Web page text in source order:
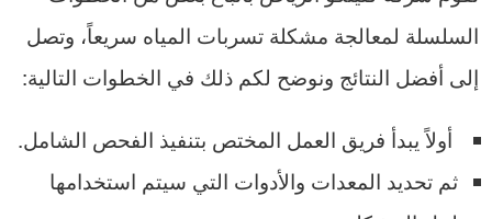
السلسلة لمعالجة مشكلة تسربات المياه سريعاً، وتصل
إلى أفضل النتائج ونوضح لكم ذلك في الخطوات التالية:
أولاً يبدأ فريق العمل المختص بتنفيذ الفحص الشامل.
ثم تحديد المعدات والأدوات التي سيتم استخدامها